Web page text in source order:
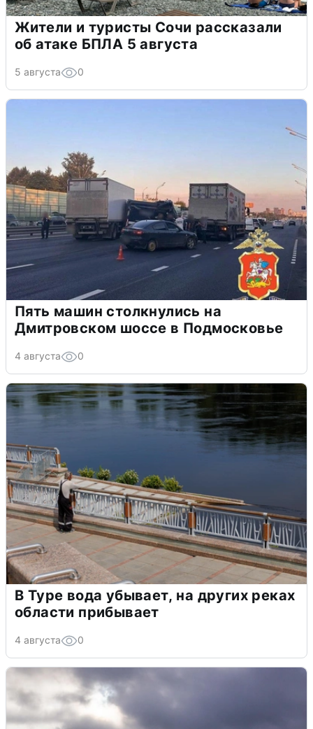
Жители и туристы Сочи рассказали
об атаке БПЛА 5 августа
5 августа 0
Пять машин столкнулись на
Дмитровском шоссе в Подмосковье
4 августа 0
В Туре вода убывает, на других реках
области прибывает
4 августа 0